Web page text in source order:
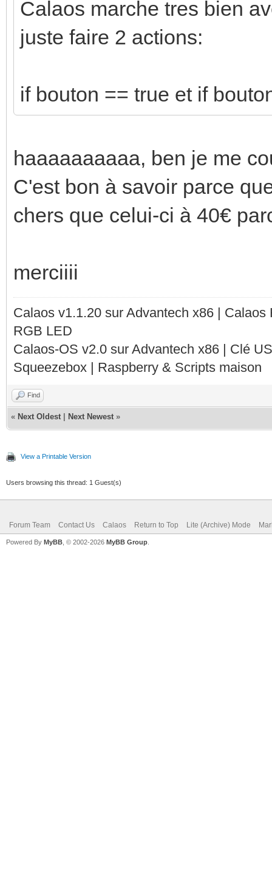
Calaos marche tres bien
juste faire 2 actions:
if bouton == true et if
haaaaaaaaaa, ben je me
C'est bon à savoir parce
chers que celui-ci à 40€
merciiii
Calaos v1.1.20 sur Advantech x86 |
RGB LED
Calaos-OS v2.0 sur Advantech x86 | Clé
Squeezebox | Raspberry & Scripts maison
Find
« Next Oldest Next Newest »
View a Printable Version
Users browsing this thread: 1 Guest(s)
Forum Team Contact Us Calaos Return to Top Lite (Archive) Mode
Powered By MyBB , © 2002-2026 MyBB Group